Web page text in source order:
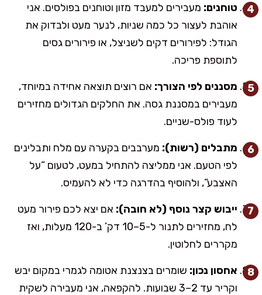
טוחנים: מעבירים למעבד מזון וטוחנים בפולסים. אני
אוהבת לעצור כל כמה שניות, לנער מעט ולבדוק את
הגודל: לפירורים דקים לשניצל, או פירורים גסים
לתוספת פריכה.
מסננים לפי הצורך: אם רוצים תוצאה אחידה במיוחד,
מעבירים במסננת גסה. את החלקים הגדולים מחזירים
לעוד פולס-שניים.
מתבלים (רשות): מערבבים בקערה עם מלח ותבלינים
לפי הטעם. אני ממליצה להתחיל במעט, לטעום “על
האצבע”, ולהוסיף בהדרגה כדי לא להעמיס.
ייבוש קצר נוסף (לא חובה): אם יצא לכם פירור מעט
לח, מחזירים לתנור ל-5–10 דק’ ב-120 מעלות, ואז
מקררים לחלוטין.
אחסון נכון: שומרים בצנצנת אטומה לגמרי במקום יבש
וקריר עד 2–3 שבועות. להקפאה, אני מעבירה לשקית